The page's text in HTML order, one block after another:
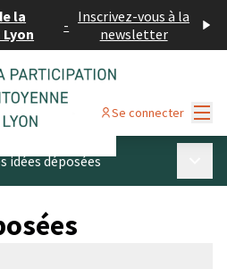
la
- Inscrivez-vous à la
newsletter
Se connecter
idées déposées